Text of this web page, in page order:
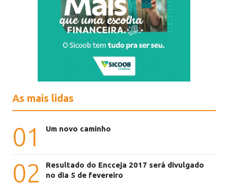
As mais lidas
01 Um novo caminho
02
Resultado do Encceja 2017 será divulgado
no dia 5 de fevereiro